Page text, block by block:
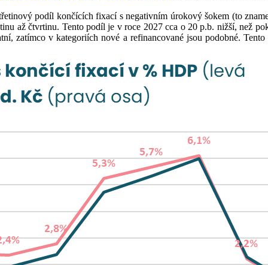
podíl končících fixací s negativním úrokový šokem (to
až čtvrtinu. Tento podíl je v roce 2027 cca o 20 p.b. nižší, než
zatímco v kategoriích nové a refinancované jsou podobné.